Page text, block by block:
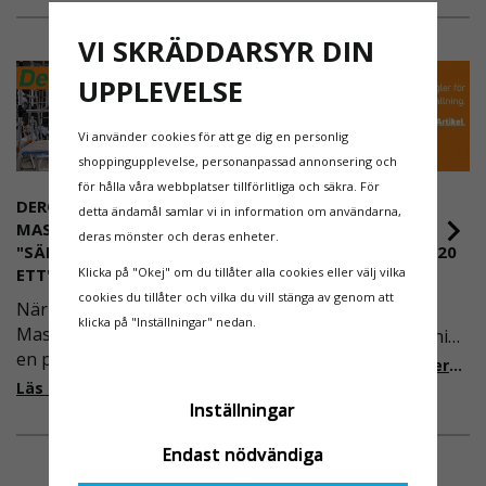
DEROME
MASKINUTHYRNING -
"SÄKERHET ÄR ALLTID PRIO
ETT"
När Derome
Maskinuthyrning behövde
en pålitlig partner inom
fallskydd och
säkerhetslösningar föll
valet på
Ställningsprodukter.se.
NYA REGLER FÖR
RULLSTÄLLNING -
AFS2023:9 & EN1004:2020
Även om det kan verka
högst osannolikt så är
våra regler för rullställning
i Sverige slappare än de
men detta kommer det bli
ändring på. Från och med
2025 träder nya
Läs mer om de nya reglerna!
VI SKRÄDDARSYR DIN
UPPLEVELSE
Vi använder cookies för att ge dig en personlig
shoppingupplevelse, personanpassad annonsering och
för hålla våra webbplatser tillförlitliga och säkra. För
detta ändamål samlar vi in information om användarna,
deras mönster och deras enheter.
Klicka på "Okej" om du tillåter alla cookies eller välj vilka
cookies du tillåter och vilka du vill stänga av genom att
klicka på "Inställningar" nedan.
Inställningar
Endast nödvändiga